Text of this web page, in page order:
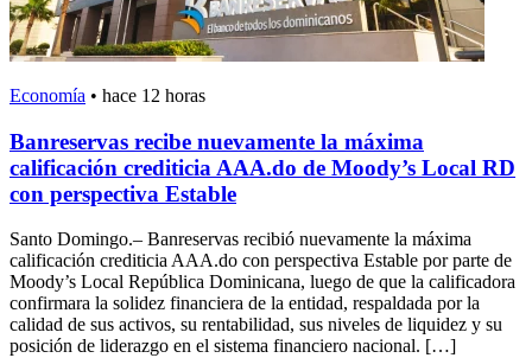
Economía • hace 12 horas
Banreservas recibe nuevamente la máxima
calificación crediticia AAA.do de Moody’s Local RD
con perspectiva Estable
Santo Domingo.– Banreservas recibió nuevamente la máxima
calificación crediticia AAA.do con perspectiva Estable por parte de
Moody’s Local República Dominicana, luego de que la calificadora
confirmara la solidez financiera de la entidad, respaldada por la
calidad de sus activos, su rentabilidad, sus niveles de liquidez y su
posición de liderazgo en el sistema financiero nacional. […]